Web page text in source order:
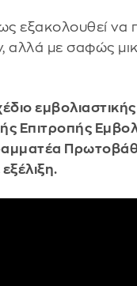
εξακολουθεί να
αλλά με σαφώς
Επιτροπής